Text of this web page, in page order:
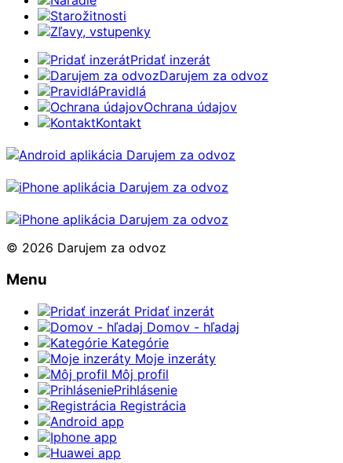
Starožitnosti
Zľavy, vstupenky
Pridať inzerát
Darujem za odvoz
Pravidlá
Ochrana údajov
Kontakt
© 2026 Darujem za odvoz
Menu
Pridať inzerát
Domov - hľadaj
Kategórie
Moje inzeráty
Môj profil
Prihlásenie
Registrácia